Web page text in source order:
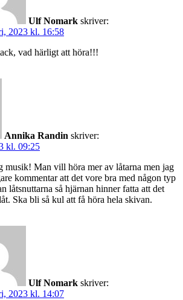
Ulf Nomark skriver:
2023 kl. 16:58
vad härligt att höra!!!
Annika Randin skriver:
kl. 09:25
musik! Man vill höra mer av låtarna men jag
kommentar att det vore bra med någon typ
låtsnuttarna så hjärnan hinner fatta att det
Ska bli så kul att få höra hela skivan.
Ulf Nomark skriver:
2023 kl. 14:07